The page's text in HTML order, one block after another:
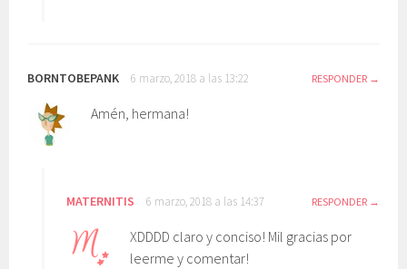
BORNTOBEPANK 6 marzo, 2018 a las 13:22 RESPONDER
Amén, hermana!
MATERNITIS 6 marzo, 2018 a las 14:37 RESPONDER
XDDDD claro y conciso! Mil gracias por
leerme y comentar!